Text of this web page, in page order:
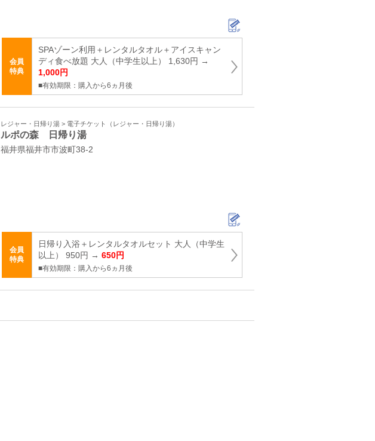
会員
特典
SPAゾーン利用＋レンタルタオル＋アイスキャン
ディ食べ放題 大人（中学生以上） 1,630円 →
1,000円
■有効期限：購入から6ヵ月後
レジャー・日帰り湯 > 電子チケット（レジャー・日帰り湯）
ルポの森 日帰り湯
福井県福井市市波町38-2
会員
特典
日帰り入浴＋レンタルタオルセット 大人（中学生
以上） 950円 → 650円
■有効期限：購入から6ヵ月後